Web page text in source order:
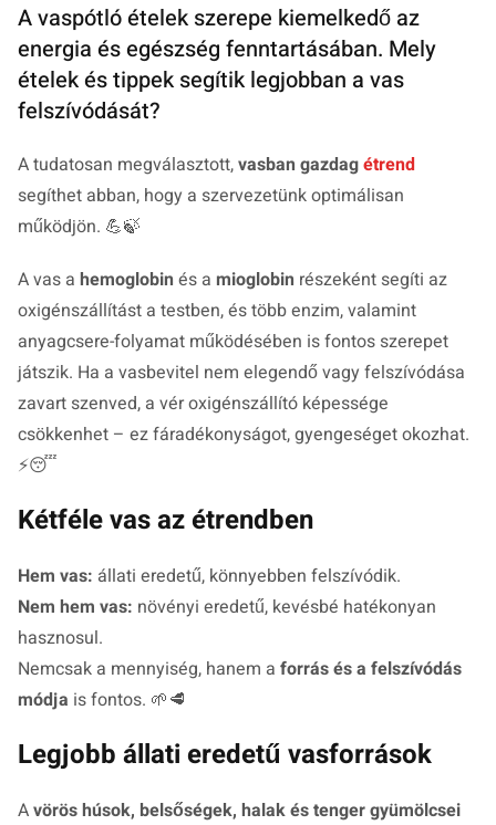
A vaspótló ételek szerepe kiemelkedő az
energia és egészség fenntartásában. Mely
ételek és tippek segítik legjobban a vas
felszívódását?
A tudatosan megválasztott,vasban gazdagétrend
segíthet abban, hogy a szervezetünk optimálisan
működjön. 💪🍃
A vas a hemoglobin és a mioglobin részeként segíti az
oxigénszállítást a testben, és több enzim, valamint
anyagcsere-folyamat működésében is fontos szerepet
játszik. Ha a vasbevitel nem elegendő vagy felszívódása
zavart szenved, a vér oxigénszállító képessége
csökkenhet – ez fáradékonyságot, gyengeséget okozhat.
⚡😴
Kétféle vas az étrendben
Hem vas: állati eredetű, könnyebben felszívódik.
Nem hem vas: növényi eredetű, kevésbé hatékonyan
hasznosul.
Nemcsak a mennyiség, hanem a forrás és a felszívódás
módja is fontos. 🌱🥩
Legjobb állati eredetű vasforrások
Avörös húsok, belsőségek, halak és tenger gyümölcsei